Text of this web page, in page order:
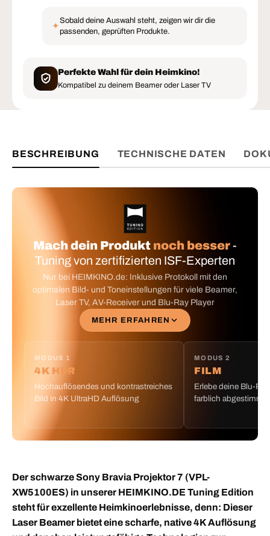
✦
Sobald deine Auswahl steht, zeigen wir dir die
passenden, geprüften Produkte.
Perfekte Wahl für dein Heimkino!
Kompatibel zu deinem Beamer oder Laser TV
BESCHREIBUNG TECHNISCHE DATEN
Mach dein Produkt noch besser-
Tuning von zertifizierten ISF-Experten
Nur bei HEIMKINO.de: Inklusive Protokoll mit den
optimalen Bild- und Toneinstellungen für viele Beamer,
Laser TV, AV-Receiver und Blu-Ray Player
MEHR ERFAHREN
MODUS 1
4K HDR
Hochauflösendes und kontrastreiches
Bild in 4K UltraHD Auflösung
MODUS 2
FILM
Erlebe deine Blu-
farblich abgestimmt
Der schwarze Sony Bravia Projektor 7 (VPL-
XW5100ES) in unserer HEIMKINO.DE Tuning Edition
steht für exzellente Heimkinoerlebnisse, denn: Dieser
Laser Beamer bietet eine scharfe, native 4K Auflösung